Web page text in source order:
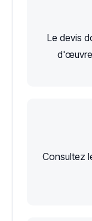
Le devis
Consultez